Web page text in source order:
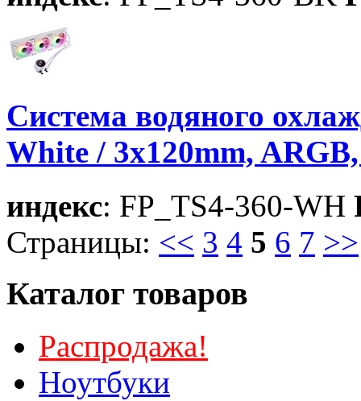
Система водяного
White / 3x120mm,
индекс: FP_TS4-360-WH
Страницы: << 3 4 5 6 7 >>
Каталог товаров
Распродажа!
Ноутбуки